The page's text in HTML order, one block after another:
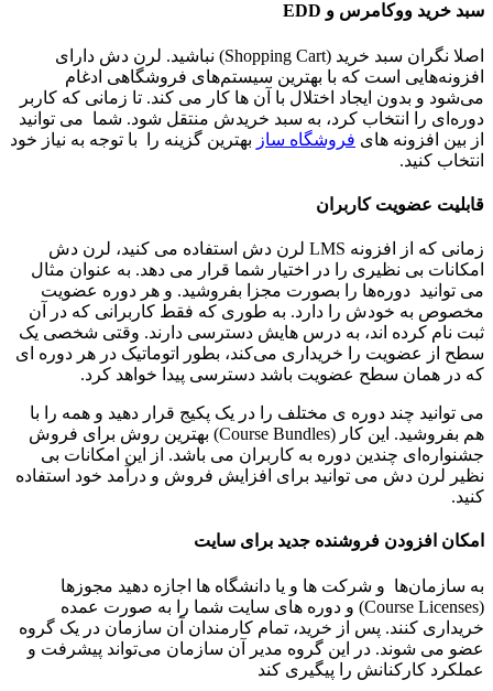
سبد خرید ووکامرس و EDD
اصلا نگران سبد خرید (Shopping Cart) نباشید. لرن دش دارای
افزونه‌هایی است که با بهترین سیستم‌های فروشگاهی ادغام
می‌شود و بدون ایجاد اختلال با آن ها کار می کند. تا زمانی که کاربر
دوره‌ای را انتخاب کرد، به سبد خریدش منتقل شود. شما می‌ توانید
از بین افزونه های فروشگاه ساز بهترین گزینه‌ را با توجه به نیاز خود
انتخاب کنید.
قابلیت عضویت کاربران
زمانی که از افزونه LMS لرن دش استفاده می ‌کنید، لرن دش
امکانات بی نظیری را در اختیار شما قرار می دهد. به عنوان مثال
می ‌توانید دوره‌ها را بصورت مجزا بفروشید. و هر دوره عضویت
مخصوص به خودش را دارد. به طوری که فقط کاربرانی که در آن
ثبت‌ نام کرده ‌اند، به درس‌ هایش دسترسی دارند. وقتی شخصی یک
سطح از عضویت را خریداری می‌کند، بطور اتوماتیک در هر دوره ‌ای
که در همان سطح عضویت باشد دسترسی پیدا خواهد کرد.
می‌ توانید چند دوره‌ ی مختلف را در یک پکیج قرار دهید و همه را با
هم بفروشید. این کار (Course Bundles) بهترین روش برای فروش
جشنواره‌ای چندین دوره به کاربران می ‌باشد. از این امکانات بی
نظیر لرن دش می توانید برای افزایش فروش و درآمد خود استفاده
کنید.
امکان افزودن فروشنده جدید برای سایت
به سازمان‌ها و شرکت ها و یا دانشگاه ها اجازه دهید مجوزها
(Course Licenses) و دوره‌ های سایت شما را به صورت عمده
خریداری کنند. پس از خرید، تمام کارمندان آن سازمان در یک گروه
عضو می‌ شوند. در این گروه مدیر آن‌ سازمان می‌تواند پیشرفت و
عملکرد کارکنانش را پیگیری کند